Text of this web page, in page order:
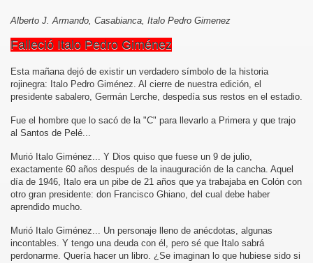
Alberto J. Armando, Casabianca, Italo Pedro Gimenez
Falleció Italo Pedro Giménez
Esta mañana dejó de existir un verdadero símbolo de la historia
rojinegra: Italo Pedro Giménez. Al cierre de nuestra edición, el
presidente sabalero, Germán Lerche, despedía sus restos en el estadio.
Fue el hombre que lo sacó de la "C" para llevarlo a Primera y que trajo
al Santos de Pelé...
Murió Italo Giménez... Y Dios quiso que fuese un 9 de julio,
exactamente 60 años después de la inauguración de la cancha. Aquel
día de 1946, Italo era un pibe de 21 años que ya trabajaba en Colón con
otro gran presidente: don Francisco Ghiano, del cual debe haber
aprendido mucho.
Murió Italo Giménez... Un personaje lleno de anécdotas, algunas
incontables. Y tengo una deuda con él, pero sé que Italo sabrá
perdonarme. Quería hacer un libro. ¿Se imaginan lo que hubiese sido si